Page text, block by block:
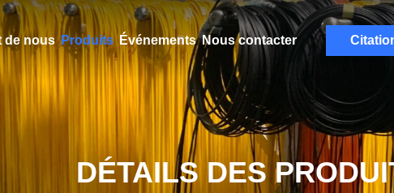
de nous Produits Événements Nous contacter
DÉTAILS DES